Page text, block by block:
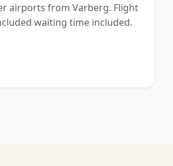
airports from Varberg. Flight
waiting time included.